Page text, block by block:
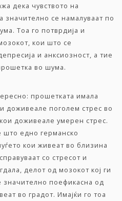
дека чувството на
значително се намалуваат по
Тоа го потврдија и
кои што се
и анксиозност, а тие
во шума.
прошетката имала
доживеале поголем стрес во
доживеале умерен стрес.
едно германско
кои живеат во близина
со стресот и
делот од мозокот кој ги
поефикасна од
во градот. Имајќи го тоа